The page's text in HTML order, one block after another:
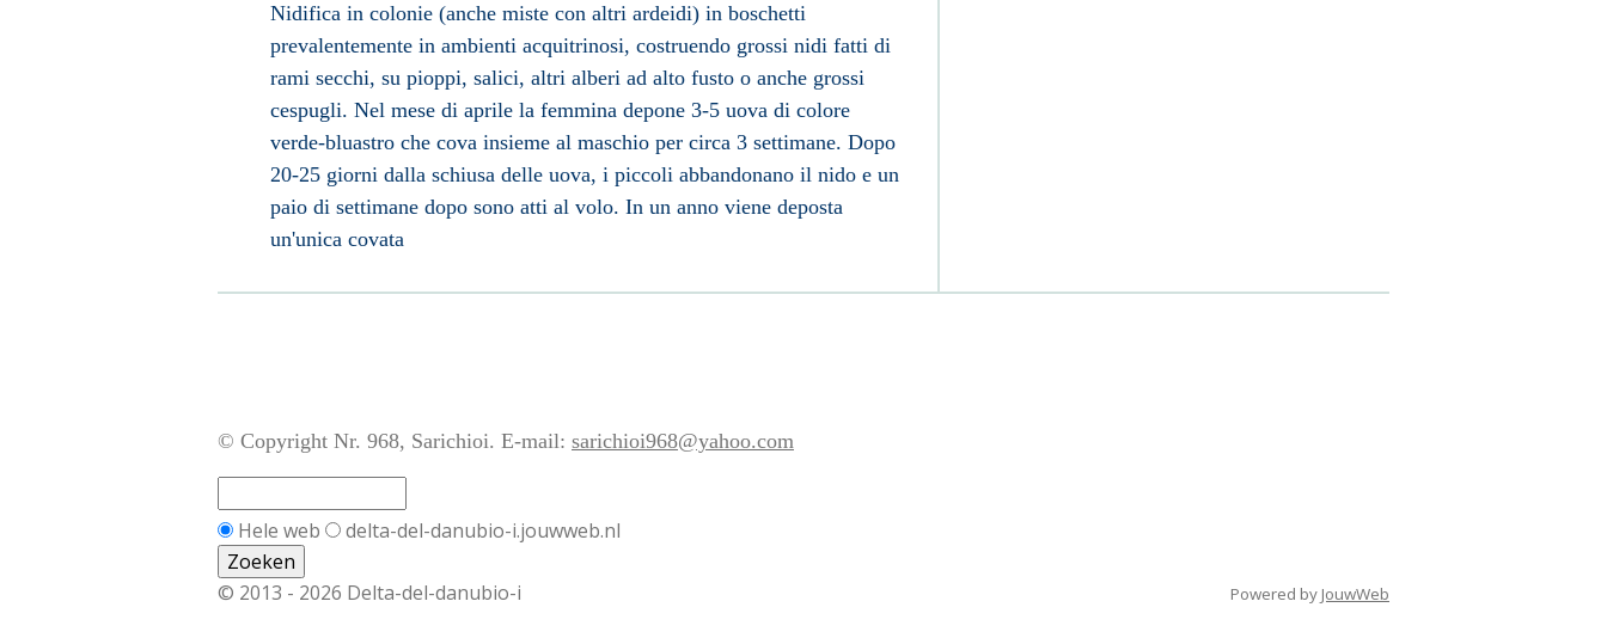
Nidifica in colonie (anche miste con altri ardeidi) in boschetti
prevalentemente in ambienti acquitrinosi, costruendo grossi nidi fatti di
rami secchi, su pioppi, salici, altri alberi ad alto fusto o anche grossi
cespugli. Nel mese di aprile la femmina depone 3-5 uova di colore
verde-bluastro che cova insieme al maschio per circa 3 settimane. Dopo
20-25 giorni dalla schiusa delle uova, i piccoli abbandonano il nido e un
paio di settimane dopo sono atti al volo. In un anno viene deposta
un'unica covata
© Copyright Nr. 968, Sarichioi. E-mail: sarichioi968@yahoo.com
Hele web delta-del-danubio-i.jouwweb.nl
© 2013 - 2026 Delta-del-danubio-i Powered by JouwWeb